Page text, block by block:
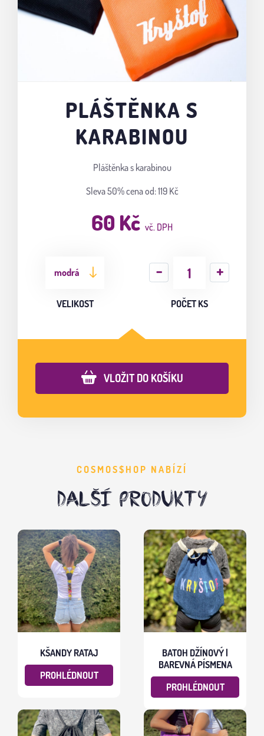
PLÁŠTĚNKA S
KARABINOU
Pláštěnka s karabinou
Sleva 50%cena od: 119 Kč
60 Kč vč. DPH
modrá
VELIKOST POČET KS
VLOŽIT DO KOŠÍKU
COSMOS$HOP NABÍZÍ
DALŠÍ PRODUKTY
KŠANDY RATAJ
PROHLÉDNOUT
BATOH DŽÍNOVÝ |
BAREVNÁ PÍSMENA
PROHLÉDNOUT